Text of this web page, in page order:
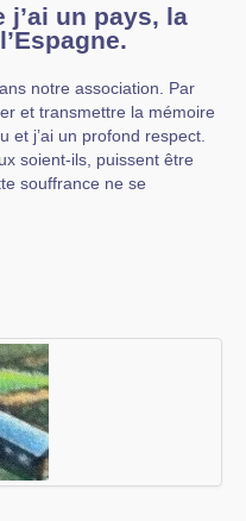
j’ai un pays, la
notre association. Par
et transmettre la mémoire
et j’ai un profond respect.
soient-ils, puissent être
souffrance ne se